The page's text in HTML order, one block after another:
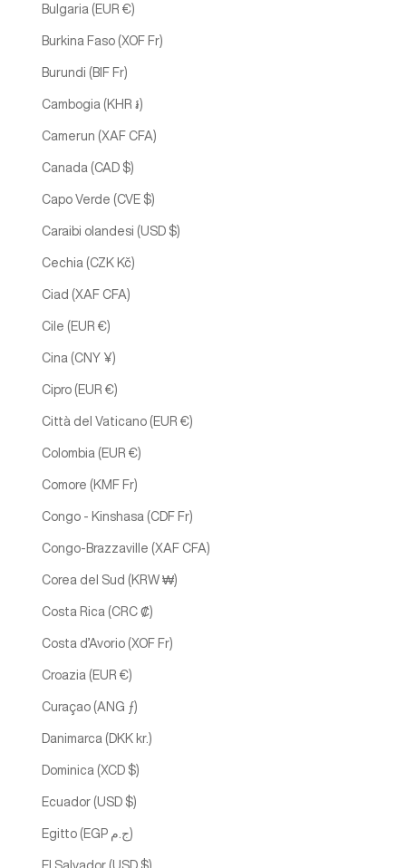
Bulgaria (EUR €)
Burkina Faso (XOF Fr)
Burundi (BIF Fr)
Cambogia (KHR ៛)
Camerun (XAF CFA)
Canada (CAD $)
Capo Verde (CVE $)
Caraibi olandesi (USD $)
Cechia (CZK Kč)
Ciad (XAF CFA)
Cile (EUR €)
Cina (CNY ¥)
Cipro (EUR €)
Città del Vaticano (EUR €)
Colombia (EUR €)
Comore (KMF Fr)
Congo - Kinshasa (CDF Fr)
Congo-Brazzaville (XAF CFA)
Corea del Sud (KRW ₩)
Costa Rica (CRC ₡)
Costa d’Avorio (XOF Fr)
Croazia (EUR €)
Curaçao (ANG ƒ)
Danimarca (DKK kr.)
Dominica (XCD $)
Ecuador (USD $)
Egitto (EGP ج.م)
El Salvador (USD $)